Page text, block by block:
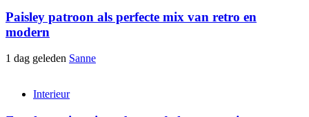
Paisley patroon als perfecte mix van retro en
modern
1 dag geleden Sanne
Interieur